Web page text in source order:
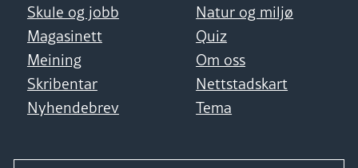
Skule og jobb
Natur og miljø
Magasinett
Quiz
Meining
Om oss
Skribentar
Nettstadskart
Nyhendebrev
Tema